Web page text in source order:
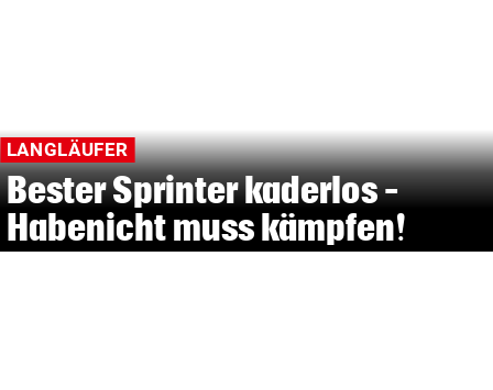
LANGLÄUFER
Bester Sprinter kaderlos –
Habenicht muss kämpfen!